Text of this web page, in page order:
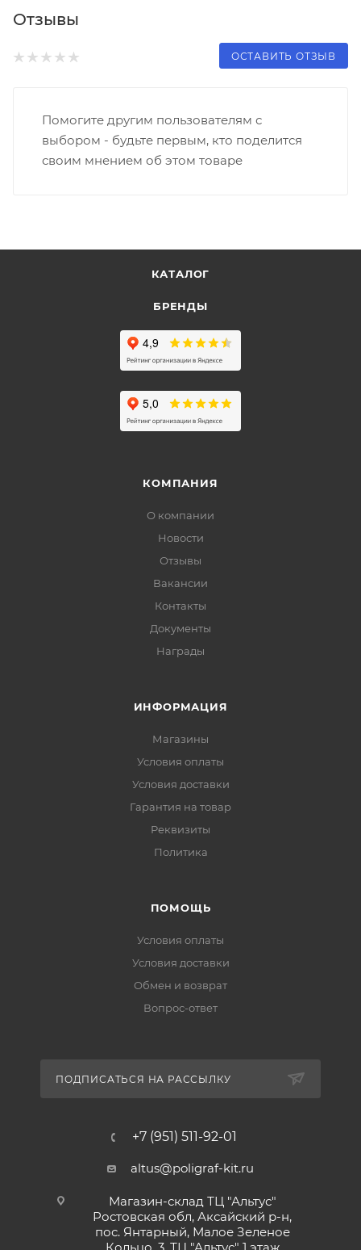
Отзывы
ОСТАВИТЬ ОТЗЫВ
Помогите другим пользователям с
выбором - будьте первым, кто поделится
своим мнением об этом товаре
КАТАЛОГ
БРЕНДЫ
КОМПАНИЯ
О компании
Новости
Отзывы
Вакансии
Контакты
Документы
Награды
ИНФОРМАЦИЯ
Магазины
Условия оплаты
Условия доставки
Гарантия на товар
Реквизиты
Политика
ПОМОЩЬ
Условия оплаты
Условия доставки
Обмен и возврат
Вопрос-ответ
ПОДПИСАТЬСЯ НА РАССЫЛКУ
+7 (951) 511-92-01
altus@poligraf-kit.ru
Магазин-склад ТЦ "Альтус"
Ростовская обл, Аксайский р-н,
пос. Янтарный, Малое Зеленое